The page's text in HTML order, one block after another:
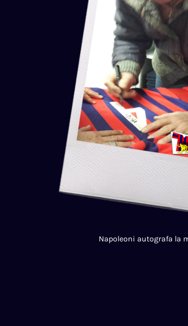
Napoleoni autografa la